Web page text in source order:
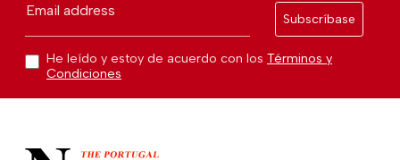
Email address
Subscríbase
He leído y estoy de acuerdo con los Términos y
Condiciones